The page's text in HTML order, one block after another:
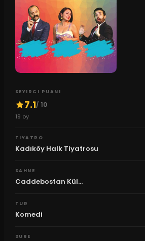
SEYIRCI PUANI
7.1/ 10
19 oy
TIYATRO
Kadıköy Halk Tiyatrosu
SAHNE
Caddebostan Kül...
TUR
Komedi
SURE